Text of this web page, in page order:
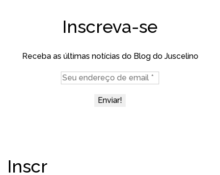
Inscreva-se
Receba as últimas notícias do Blog do Juscelino
Inscr